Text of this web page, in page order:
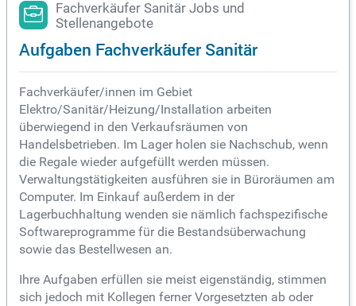
Fachverkäufer Sanitär Jobs und
Stellenangebote
Aufgaben Fachverkäufer Sanitär
Fachverkäufer/innen im Gebiet
Elektro/Sanitär/Heizung/Installation arbeiten
überwiegend in den Verkaufsräumen von
Handelsbetrieben. Im Lager holen sie Nachschub, wenn
die Regale wieder aufgefüllt werden müssen.
Verwaltungstätigkeiten ausführen sie in Büroräumen am
Computer. Im Einkauf außerdem in der
Lagerbuchhaltung wenden sie nämlich fachspezifische
Softwareprogramme für die Bestandsüberwachung
sowie das Bestellwesen an.
Ihre Aufgaben erfüllen sie meist eigenständig, stimmen
sich jedoch mit Kollegen ferner Vorgesetzten ab oder